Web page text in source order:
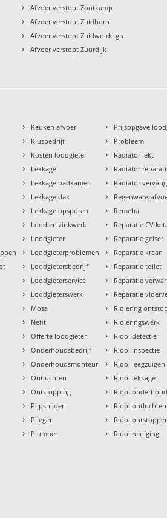
› Afvoer verstopt Zoutkamp
› Afvoer verstopt Zuidhorn
› Afvoer verstopt Zuidwolde gn
› Afvoer verstopt Zuurdijk
› Keuken afvoer
› Klusbedrijf
› Kosten loodgieter
› Lekkage
› Lekkage badkamer
› Lekkage dak
› Lekkage opsporen
› Lood en zinkwerk
› Loodgieter
› Loodgieterproblemen
› Loodgietersbedrijf
› Loodgieterservice
› Loodgieterswerk
› Mosa
› Nefit
› Offerte loodgieter
› Onderhoudsbedrijf
› Onderhoudsmonteur
› Ontluchten
› Ontstopping
› Pijpsnijder
› Plieger
› Plumber
› Prijsopgave
› Probleem
› Radiator lekt
› Radiator
› Radiator
›
› Remeha
› Reparatie CV
› Reparatie geiser
› Reparatie kraan
› Reparatie toilet
› Reparatie
› Reparatie
› Riolering
› Rioleringswerk
› Riool detectie
› Riool inspectie
› Riool leegzuigen
› Riool lekkage
› Riool onderhoud
› Riool ontluchten
› Riool
› Riool reiniging